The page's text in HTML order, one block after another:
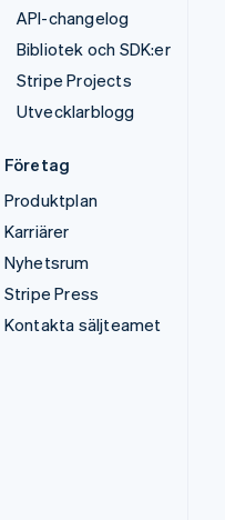
API-changelog
Bibliotek och SDK:er
Stripe Projects
Utvecklarblogg
Företag
Produktplan
Karriärer
Nyhetsrum
Stripe Press
Kontakta säljteamet